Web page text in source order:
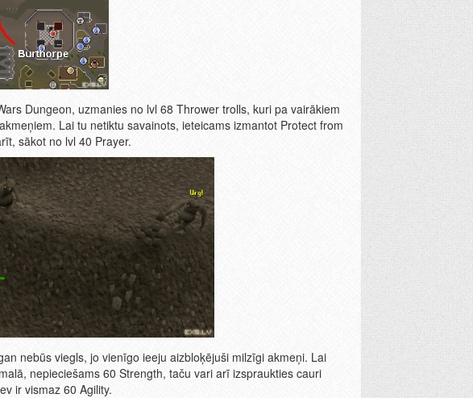
Dungeon, uzmanies no lvl 68 Thrower trolls, kuri pa vairākiem
Lai tu netiktu savainots, ieteicams izmantot Protect from
sākot no lvl 40 Prayer.
nebūs viegls, jo vienīgo ieeju aizbloķējuši milzīgi akmeņi. Lai
nepieciešams 60 Strength, taču vari arī izspraukties cauri
ir vismaz 60 Agility.